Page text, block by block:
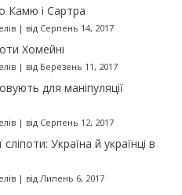
Камю і Сартра
| від Серпень 14, 2017
Хомейні
| від Березень 11, 2017
для маніпуляції
| від Серпень 12, 2017
Україна й українці в
| від Липень 6, 2017